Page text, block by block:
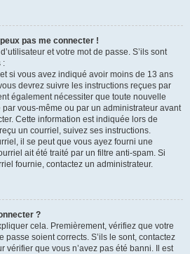
pas me connecter !
et votre mot de passe. S’ils sont
:
si vous avez indiqué avoir moins de 13 ans
devrez suivre les instructions reçues par
également nécessiter que toute nouvelle
vous-même ou par un administrateur avant
Cette information est indiquée lors de
un courriel, suivez ses instructions.
il se peut que vous ayez fourni une
ait été traité par un filtre anti-spam. Si
fournie, contactez un administrateur.
?
cela. Premièrement, vérifiez que votre
passe soient corrects. S’ils le sont, contactez
vérifier que vous n’avez pas été banni. Il est